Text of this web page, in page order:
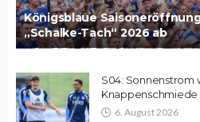
Königsblaue
„Schalke-Tach“ 2026 ab
S04: Sonnenstrom
Knappenschmiede
6. August 2026